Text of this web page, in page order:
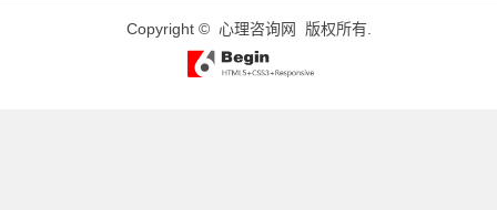
Copyright © 心理咨询网 版权所有.